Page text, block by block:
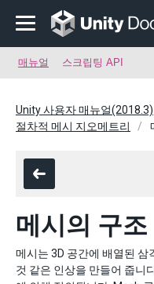
매뉴얼 스크립팅 API
Unity 사용자 매뉴얼(2018.3)
절차적 메시 지오메트리
메시의 구조
메시는 3D 공간에 배열된 삼
것 같은 인상을 만들어 줍니